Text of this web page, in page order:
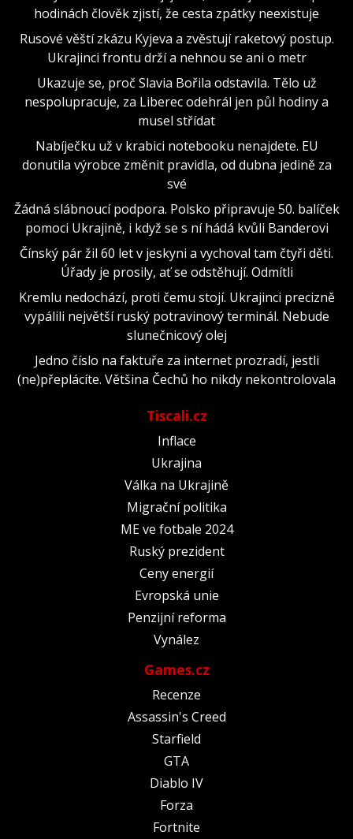
hodinách člověk zjistí, že cesta zpátky neexistuje
Rusové věští zkázu Kyjeva a zvěstují raketový postup.
Ukrajinci frontu drží a nehnou se ani o metr
Ukazuje se, proč Slavia Bořila odstavila. Tělo už
nespolupracuje, za Liberec odehrál jen půl hodiny a
musel střídat
Nabíječku už v krabici notebooku nenajdete. EU
donutila výrobce změnit pravidla, od dubna jedině za
své
Žádná slábnoucí podpora. Polsko připravuje 50. balíček
pomoci Ukrajině, i když se s ní hádá kvůli Banderovi
Čínský pár žil 60 let v jeskyni a vychoval tam čtyři děti.
Úřady je prosily, ať se odstěhují. Odmítli
Kremlu nedochází, proti čemu stojí. Ukrajinci precizně
vypálili největší ruský potravinový terminál. Nebude
slunečnicový olej
Jedno číslo na faktuře za internet prozradí, jestli
(ne)přeplácíte. Většina Čechů ho nikdy nekontrolovala
Tiscali.cz
Inflace
Ukrajina
Válka na Ukrajině
Migrační politika
ME ve fotbale 2024
Ruský prezident
Ceny energií
Evropská unie
Penzijní reforma
Vynález
Games.cz
Recenze
Assassin's Creed
Starfield
GTA
Diablo IV
Forza
Fortnite